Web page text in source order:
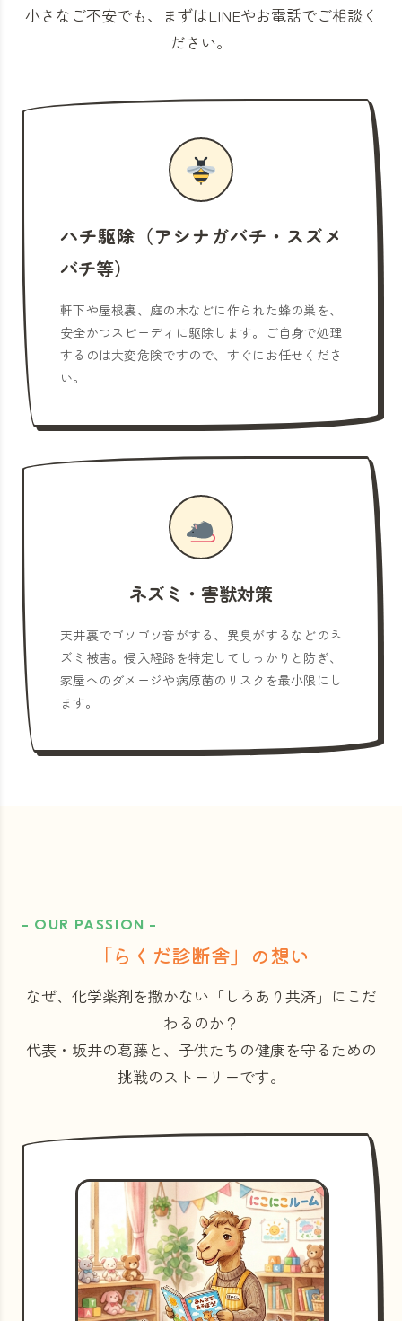
小さなご不安でも、まずはLINEやお電話でご相談く
ださい。
ハチ駆除（アシナガバチ・スズメ
バチ等）
軒下や屋根裏、庭の木などに作られた蜂の巣を、
安全かつスピーディに駆除します。ご自身で処理
するのは大変危険ですので、すぐにお任せくださ
い。
ネズミ・害獣対策
天井裏でゴソゴソ音がする、異臭がするなどのネ
ズミ被害。侵入経路を特定してしっかりと防ぎ、
家屋へのダメージや病原菌のリスクを最小限にし
ます。
- OUR PASSION -
「らくだ診断舎」の想い
なぜ、化学薬剤を撒かない「しろあり共済」にこだ
わるのか？
代表・坂井の葛藤と、子供たちの健康を守るための
挑戦のストーリーです。